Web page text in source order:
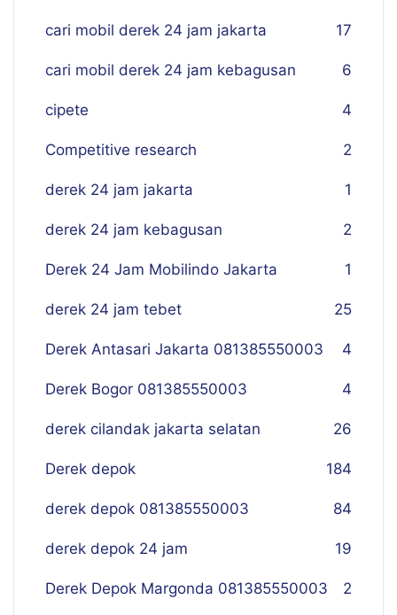
cari mobil derek 24 jam jakarta 17
cari mobil derek 24 jam kebagusan 6
cipete 4
Competitive research 2
derek 24 jam jakarta 1
derek 24 jam kebagusan 2
Derek 24 Jam Mobilindo Jakarta 1
derek 24 jam tebet 25
Derek Antasari Jakarta 081385550003 4
Derek Bogor 081385550003 4
derek cilandak jakarta selatan 26
Derek depok 184
derek depok 081385550003 84
derek depok 24 jam 19
Derek Depok Margonda 081385550003 2